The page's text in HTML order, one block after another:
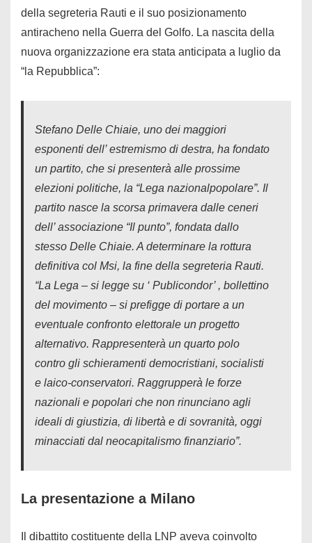
della segreteria Rauti e il suo posizionamento
antiracheno nella Guerra del Golfo. La nascita della
nuova organizzazione era stata anticipata a luglio da
“la Repubblica”:
Stefano Delle Chiaie, uno dei maggiori
esponenti dell’ estremismo di destra, ha fondato
un partito, che si presenterà alle prossime
elezioni politiche, la “Lega nazionalpopolare”. Il
partito nasce la scorsa primavera dalle ceneri
dell’ associazione “Il punto”, fondata dallo
stesso Delle Chiaie. A determinare la rottura
definitiva col Msi, la fine della segreteria Rauti.
“La Lega – si legge su ‘ Publicondor’ , bollettino
del movimento – si prefigge di portare a un
eventuale confronto elettorale un progetto
alternativo. Rappresenterà un quarto polo
contro gli schieramenti democristiani, socialisti
e laico-conservatori. Raggrupperà le forze
nazionali e popolari che non rinunciano agli
ideali di giustizia, di libertà e di sovranità, oggi
minacciati dal neocapitalismo finanziario”.
La presentazione a Milano
Il dibattito costituente della LNP aveva coinvolto